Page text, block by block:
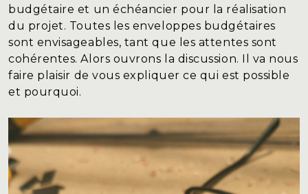
budgétaire et un échéancier pour la réalisation
du projet. Toutes les enveloppes budgétaires
sont envisageables, tant que les attentes sont
cohérentes. Alors ouvrons la discussion. Il va nous
faire plaisir de vous expliquer ce qui est possible
et pourquoi.